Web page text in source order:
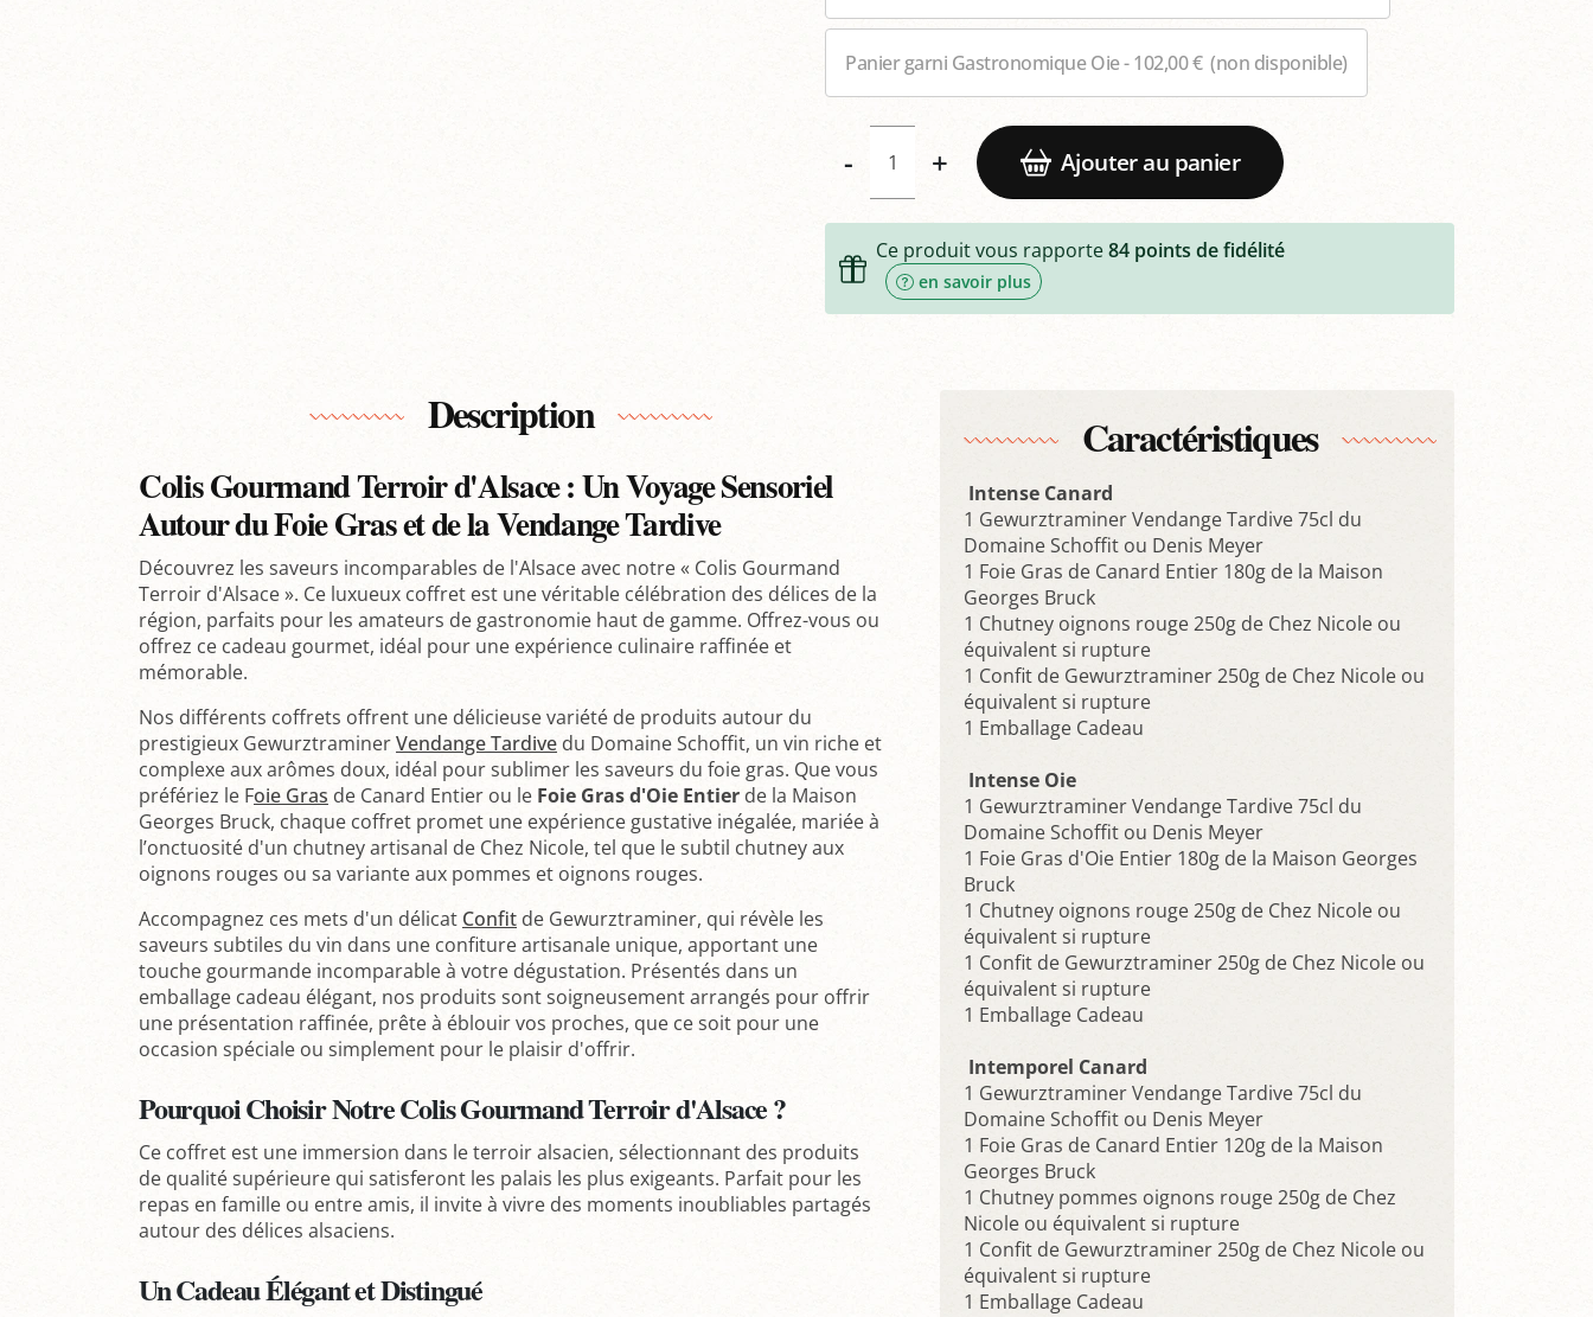
Panier garni Gastronomique Oie - 102,00 € (non disponible)
- + Ajouter au panier
Ce produit vous rapporte84 points de fidélité
en savoir plus
Description
Colis Gourmand Terroir d'Alsace : Un Voyage Sensoriel
Autour du Foie Gras et de la Vendange Tardive
Découvrez les saveurs incomparables de l'Alsace avec notre « Colis Gourmand
Terroir d'Alsace ». Ce luxueux coffret est une véritable célébration des délices de la
région, parfaits pour les amateurs de gastronomie haut de gamme. Offrez-vous ou
offrez ce cadeau gourmet, idéal pour une expérience culinaire raffinée et
mémorable.
Nos différents coffrets offrent une délicieuse variété de produits autour du
prestigieux GewurztraminerVendange Tardive du Domaine Schoffit, un vin riche et
complexe aux arômes doux, idéal pour sublimer les saveurs du foie gras. Que vous
préfériez le Foie Gras de Canard Entier ou le Foie Gras d'Oie Entier de la Maison
Georges Bruck, chaque coffret promet une expérience gustative inégalée, mariée à
l’onctuosité d'un chutney artisanal de Chez Nicole, tel que le subtil chutney aux
oignons rouges ou sa variante aux pommes et oignons rouges.
Accompagnez ces mets d'un délicat Confit de Gewurztraminer, qui révèle les
saveurs subtiles du vin dans une confiture artisanale unique, apportant une
touche gourmande incomparable à votre dégustation. Présentés dans un
emballage cadeau élégant, nos produits sont soigneusement arrangés pour offrir
une présentation raffinée, prête à éblouir vos proches, que ce soit pour une
occasion spéciale ou simplement pour le plaisir d'offrir.
Pourquoi Choisir Notre Colis Gourmand Terroir d'Alsace ?
Ce coffret est une immersion dans le terroir alsacien, sélectionnant des produits
de qualité supérieure qui satisferont les palais les plus exigeants. Parfait pour les
repas en famille ou entre amis, il invite à vivre des moments inoubliables partagés
autour des délices alsaciens.
Un Cadeau Élégant et Distingué
Caractéristiques
Intense Canard
1 Gewurztraminer Vendange Tardive 75cl du
Domaine Schoffit ou Denis Meyer
1 Foie Gras de Canard Entier 180g de la Maison
Georges Bruck
1 Chutney oignons rouge 250g de Chez Nicole ou
équivalent si rupture
1 Confit de Gewurztraminer 250g de Chez Nicole ou
équivalent si rupture
1 Emballage Cadeau
Intense Oie
1 Gewurztraminer Vendange Tardive 75cl du
Domaine Schoffit ou Denis Meyer
1 Foie Gras d'Oie Entier 180g de la Maison Georges
Bruck
1 Chutney oignons rouge 250g de Chez Nicole ou
équivalent si rupture
1 Confit de Gewurztraminer 250g de Chez Nicole ou
équivalent si rupture
1 Emballage Cadeau
Intemporel Canard
1 Gewurztraminer Vendange Tardive 75cl du
Domaine Schoffit ou Denis Meyer
1 Foie Gras de Canard Entier 120g de la Maison
Georges Bruck
1 Chutney pommes oignons rouge 250g de Chez
Nicole ou équivalent si rupture
1 Confit de Gewurztraminer 250g de Chez Nicole ou
équivalent si rupture
1 Emballage Cadeau